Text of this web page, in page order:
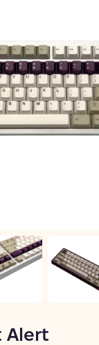
Alert